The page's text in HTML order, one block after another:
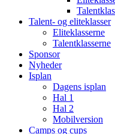
Talent- og eliteklasser
Eliteklasserne
Talentklasserne
Sponsor
Nyheder
Isplan
Dagens isplan
Hal 1
Hal 2
Mobilversion
Camps og cups